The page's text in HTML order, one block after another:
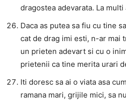
dragostea adevarata. La multi
Daca as putea sa fiu cu tine
cat de drag imi esti, n-ar mai
un prieten adevart si cu o
prietenii ca tine merita urari
Iti doresc sa ai o viata asa
ramana mari, grijile mici, sa